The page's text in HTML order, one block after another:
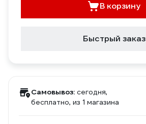
В корзину
Быстрый заказ
Самовывоз: сегодня,
бесплатно, из 1 магазина